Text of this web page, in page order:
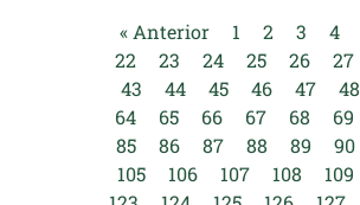
« Anterior 1 2 3 4
22
23 24 25 26 27
43
44 45 46 47 48
64
65 66 67 68 69
85
86 87 88 89 90
105
106 107 108 109